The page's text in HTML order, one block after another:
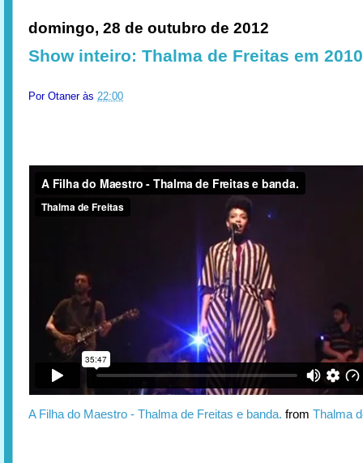
domingo, 28 de outubro de 2012
Show inteiro: Thalma de Freitas em 2010
Por Otaner às 22:00
A Filha do Maestro - Thalma de Freitas e banda. from Thalma